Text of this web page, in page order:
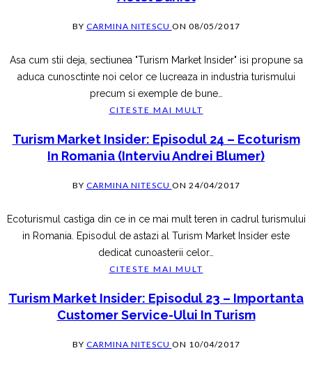
BY CARMINA NITESCU ON 08/05/2017
Asa cum stii deja, sectiunea "Turism Market Insider" isi propune sa
aduca cunosctinte noi celor ce lucreaza in industria turismului
precum si exemple de bune…
CITESTE MAI MULT
Turism Market Insider: Episodul 24 – Ecoturism
In Romania (interviu Andrei Blumer)
BY CARMINA NITESCU ON 24/04/2017
Ecoturismul castiga din ce in ce mai mult teren in cadrul turismului
in Romania. Episodul de astazi al Turism Market Insider este
dedicat cunoasterii celor…
CITESTE MAI MULT
Turism Market Insider: Episodul 23 – Importanta
Customer Service-Ului In Turism
BY CARMINA NITESCU ON 10/04/2017